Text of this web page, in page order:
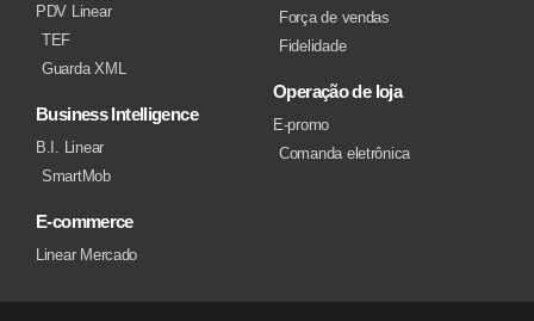
PDV Linear
TEF
Guarda XML
Business Intelligence
B.I. Linear
SmartMob
E-commerce
Linear Mercado
Força de vendas
Fidelidade
Operação de loja
E-promo
Comanda eletrônica